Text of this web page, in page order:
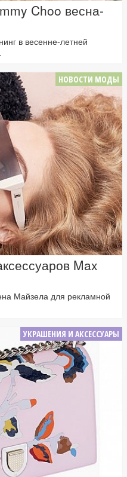
Choo весна-
в весенне-летней
НОВОСТИ МОДЫ
Max
Майзела для рекламной
УКРАШЕНИЯ И АКСЕССУАРЫ